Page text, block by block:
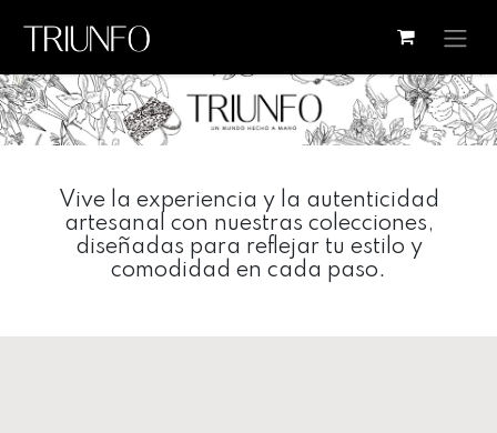
Vive la experiencia y la autenticidad
artesanal con nuestras colecciones,
diseñadas para reflejar tu estilo y
comodidad en cada paso.